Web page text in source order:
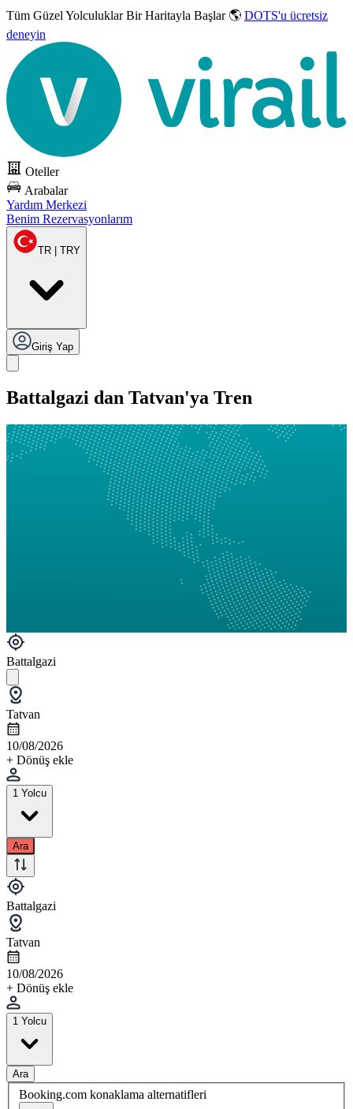
Tüm Güzel YolculuklarBir Haritayla Başlar 🌎 DOTS'u ücretsiz
deneyin
Oteller
Arabalar
Yardım Merkezi
Benim Rezervasyonlarım
TR | TRY
Giriş Yap
Battalgazi dan Tatvan'ya Tren
Battalgazi
Tatvan
10/08/2026
+ Dönüş ekle
1 Yolcu
Ara
Battalgazi
Tatvan
10/08/2026
+ Dönüş ekle
1 Yolcu
Ara
Booking.com konaklama alternatifleri